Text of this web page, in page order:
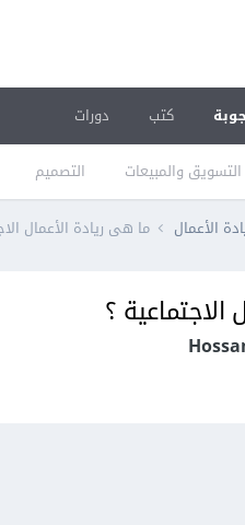
التسويق والمبيعات التصميم
كتب دورات
الأعمال ما هى ريادة الأعمال
الاجتماعية ؟